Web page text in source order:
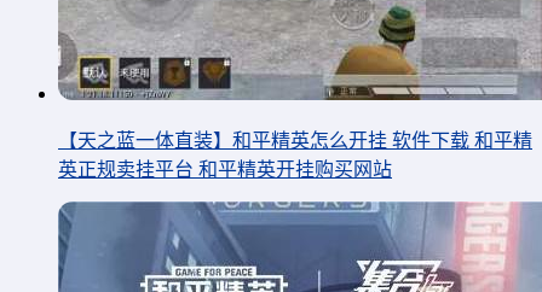
【天之蓝一体直装】和平精英怎么开挂 软件下载 和平精
英正规卖挂平台 和平精英开挂购买网站